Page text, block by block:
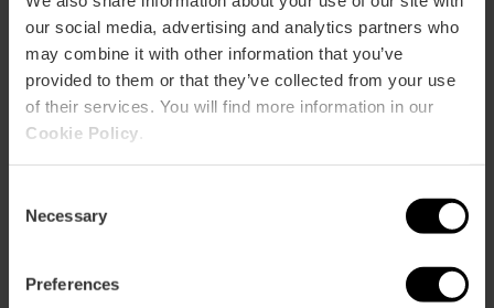
our social media, advertising and analytics partners who
may combine it with other information that you’ve
provided to them or that they’ve collected from your use
of their services. You will find more information in our
Cookie Policy
Selection
Necessary
Preferences